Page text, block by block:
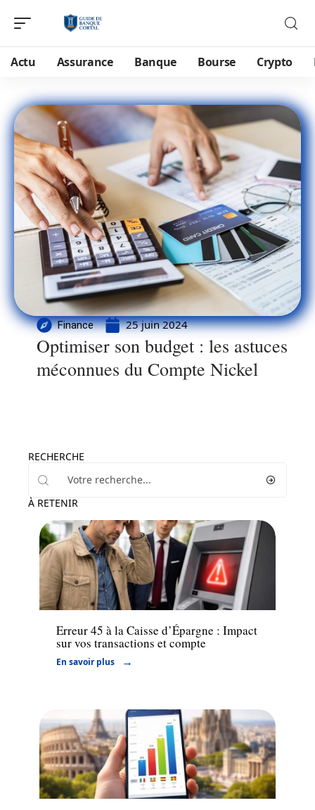
Actu Assurance Banque Bourse Crypto
Finance 25 juin 2024
Optimiser son budget : les astuces
méconnues du Compte Nickel
RECHERCHE
À RETENIR
Banque
Erreur 45 à la Caisse d’Épargne : Impact
sur vos transactions et compte
En savoir plus
Actu